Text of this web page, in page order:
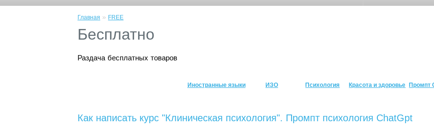
Главная » FREE
Бесплатно
Раздача бесплатных товаров
Иностранные языки ИЗО Психология Красота и здоровье Промпт
Как написать курс "Клиническая психология". Промпт психология ChatGpt